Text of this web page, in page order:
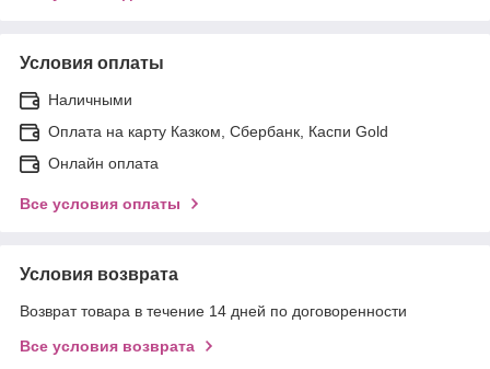
Условия оплаты
Наличными
Оплата на карту Казком, Сбербанк, Каспи Gold
Онлайн оплата
Все условия оплаты
Условия возврата
Возврат товара в течение 14 дней по договоренности
Все условия возврата